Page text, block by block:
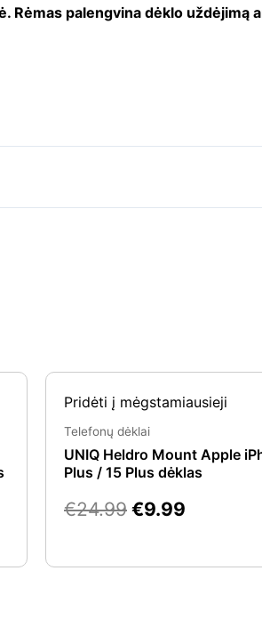
Rėmas palengvina dėklo
Pridėti į mėgstamiausieji
Telefonų dėklai
UNIQ Heldro Mount Apple
Plus / 15 Plus dėklas
€24.99
price
was:
€24.99.
€9.99
price
€9.99.